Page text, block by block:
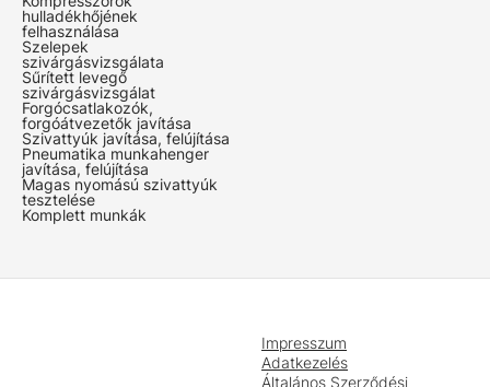
hulladékhőjének
felhasználása
Szelepek
szivárgásvizsgálata
Sűrített levegő
szivárgásvizsgálat
Forgócsatlakozók,
forgóátvezetők javítása
Szivattyúk javítása, felújítása
Pneumatika munkahenger
javítása, felújítása
Magas nyomású szivattyúk
tesztelése
Komplett munkák
Impresszum
Adatkezelés
Általános Szerződési